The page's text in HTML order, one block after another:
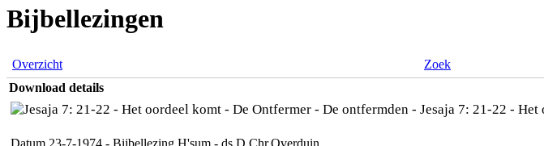
Bijbellezingen
Overzicht Zoek
Download details
Jesaja 7: 21-22 -
Datum 23-7-1974 - Bijbellezing H'sum - ds.D.Chr.Overduin